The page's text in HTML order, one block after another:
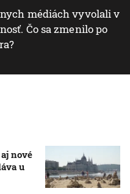
médiách vyvolali v
Čo sa zmenilo po
nové
u